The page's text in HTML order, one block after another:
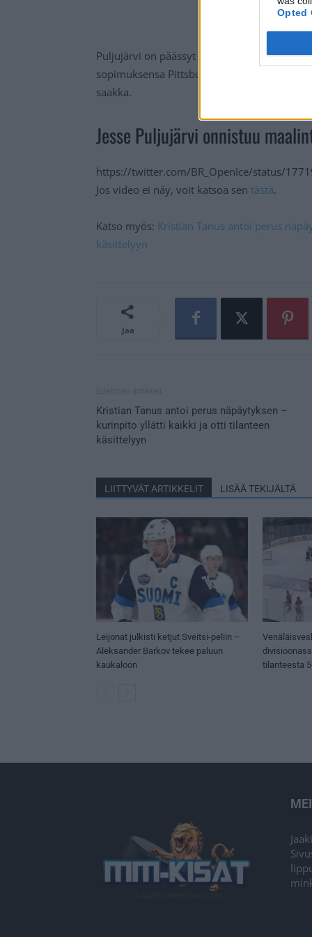
Opted
Puljujärvi on päässyt pelaamaan Penguinsin
sopimuksensa Pittsburgh Penguinsin
saakka.
Jesse Puljujärvi onnistuu
https://twitter.com/BR_OpenIce/status/
Jos video ei näy, voit katsoa sen tästä.
Katso myös: Kristian Tanus antoi perus
käsittelyyn
Jaa
Kristian Tanus antoi perus näpäytyksen –
kurinpito yllätti kaikki ja otti tilanteen
käsittelyyn
LIITTYVÄT ARTIKKELIT LISÄÄ TEKIJÄLTÄ
Leijonat julkisti ketjut Sveitsi-peliin –
Aleksander Barkov tekee paluun
kaukaloon
tilanteesta